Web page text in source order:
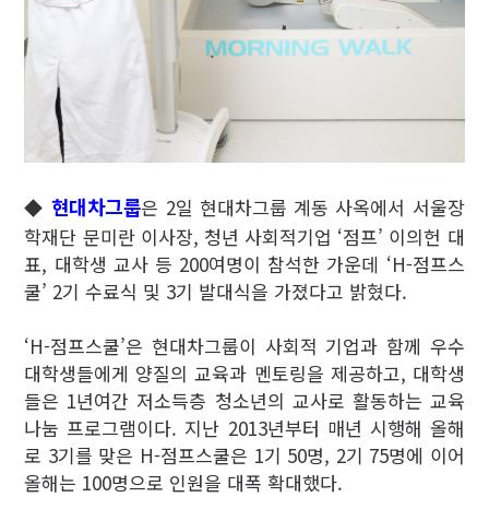
◆ 현대차그룹은 2일 현대차그룹 계동 사옥에서 서울장
학재단 문미란 이사장, 청년 사회적기업 ‘점프’ 이의헌 대
표, 대학생 교사 등 200여명이 참석한 가운데 ‘H-점프스
쿨’ 2기 수료식 및 3기 발대식을 가졌다고 밝혔다.
‘H-점프스쿨’은 현대차그룹이 사회적 기업과 함께 우수
대학생들에게 양질의 교육과 멘토링을 제공하고, 대학생
들은 1년여간 저소득층 청소년의 교사로 활동하는 교육
나눔 프로그램이다. 지난 2013년부터 매년 시행해 올해
로 3기를 맞은 H-점프스쿨은 1기 50명, 2기 75명에 이어
올해는 100명으로 인원을 대폭 확대했다.